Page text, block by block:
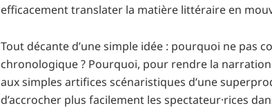
efficacement translater la matière littéraire en
Tout décante d’une simple idée : pourquoi ne pas
chronologique ? Pourquoi, pour rendre la
aux simples artifices scénaristiques d’une
d’accrocher plus facilement les spectateur·rices